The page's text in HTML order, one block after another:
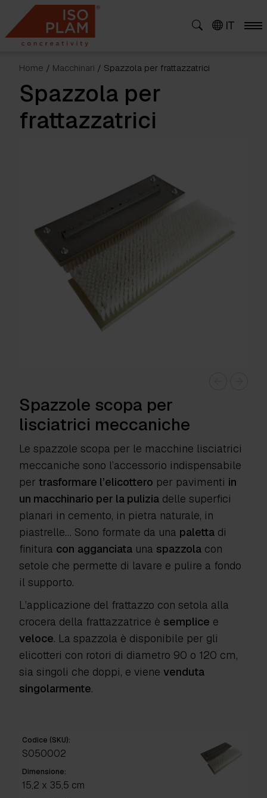
content
IT
Home / Macchinari / Spazzola per frattazzatrici
Spazzola per
frattazzatrici
Spazzole scopa per
lisciatrici meccaniche
Le spazzole scopa per le macchine lisciatrici
meccaniche sono l’accessorio indispensabile
per trasformare l’elicottero per pavimenti in
un macchinario per la pulizia delle superfici
planari in cemento, in pietra naturale, in
piastrelle… Sono formate da una paletta di
finitura con agganciata una spazzola con
setole che permette di lavare e pulire a fondo
il supporto.
L’applicazione del frattazzo con setola alla
crocera della frattazzatrice è semplice e
veloce. La spazzola è disponibile per gli
elicotteri con rotori di diametro 90 o 120 cm,
sia singoli che doppi, e viene venduta
singolarmente.
Codice (SKU):
S050002
Dimensione:
15,2 x 35,5 cm